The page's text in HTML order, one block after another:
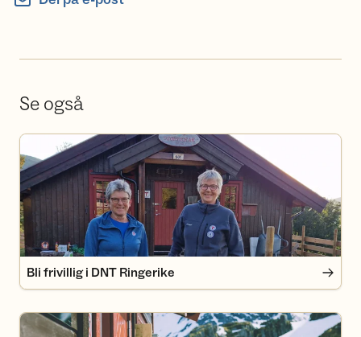
Se også
Bli frivillig i DNT Ringerike
Bli frivillig i DNT Ringerike
Bli medlem